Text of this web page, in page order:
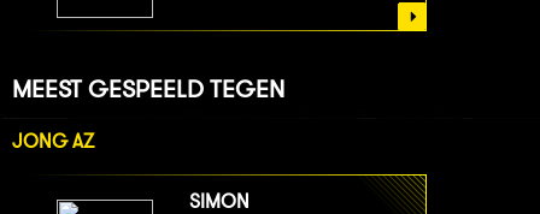
MEEST GESPEELD TEGEN
JONG AZ
SIMON